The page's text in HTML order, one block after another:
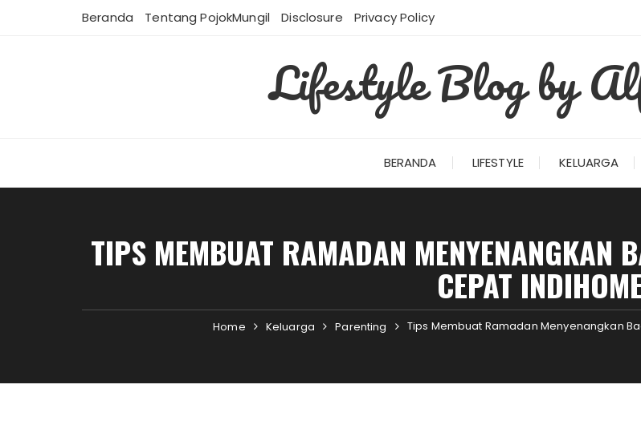
Beranda Tentang PojokMungil Disclosure Privacy Policy
Lifestyle Blog by
BERANDA LIFESTYLE KELUARGA
TIPS MEMBUAT RAMADAN MENYENANGKAN
CEPAT
Home Keluarga Parenting Tips Membuat Ramadan Menyenangkan